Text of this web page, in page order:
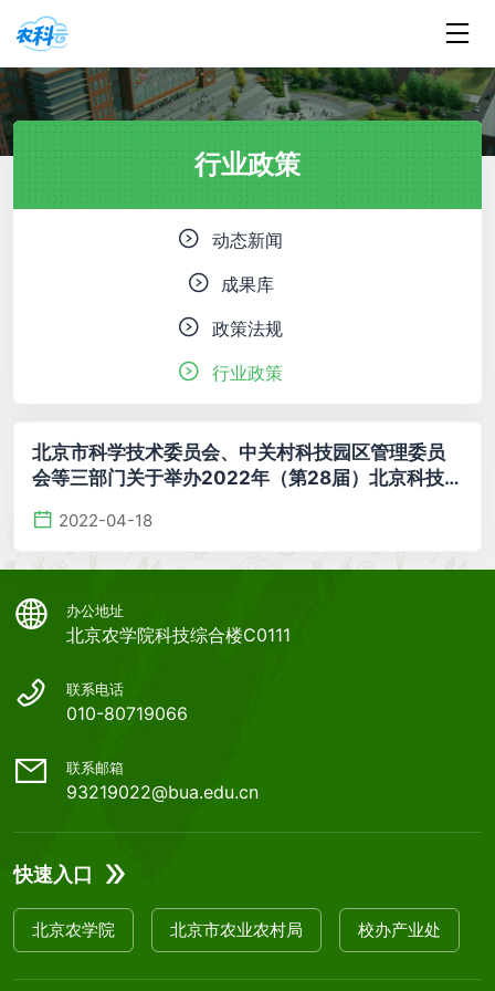
行业政策
动态新闻
成果库
政策法规
行业政策
北京市科学技术委员会、中关村科技园区管理委员
会等三部门关于举办2022年（第28届）北京科技周
2022-04-18
办公地址
北京农学院科技综合楼C0111
联系电话
010-80719066
联系邮箱
93219022@bua.edu.cn
快速入口
北京农学院 北京市农业农村局 校办产业处